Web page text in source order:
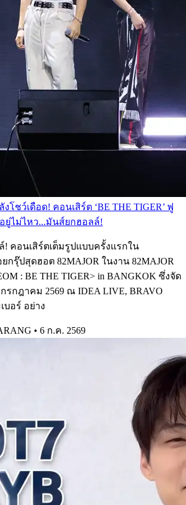
โชว์เดือด! คอนเสิร์ต ‘BE THE TIGER’ ฟู
ยู่ไม่ไหว...มันส์ยกฮอลล์!
! คอนเสิร์ตเต็มรูปแบบครั้งแรกใน
กรุ๊ปสุดฮอต 82MAJOR ในงาน 82MAJOR
: BE THE TIGER> in BANGKOK ซึ่งจัด
รกฎาคม 2569 ณ IDEA LIVE, BRAVO
บอร์ อย่าง
• 6 ก.ค. 2569